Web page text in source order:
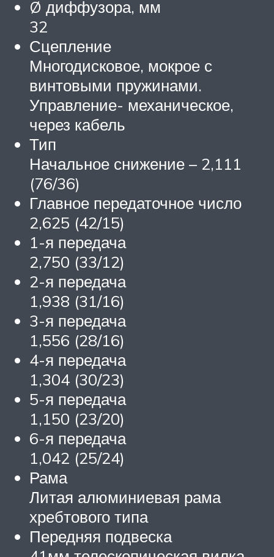
Ø диффузора, мм
32
Сцепление
Многодисковое, мокрое с
винтовыми пружинами.
Управление- механическое,
через кабель
Тип
Начальное снижение – 2,111
(76/36)
Главное передаточное число
2,625 (42/15)
1-я передача
2,750 (33/12)
2-я передача
1,938 (31/16)
3-я передача
1,556 (28/16)
4-я передача
1,304 (30/23)
5-я передача
1,150 (23/20)
6-я передача
1,042 (25/24)
Рама
Литая алюминиевая рама
хребтового типа
Передняя подвеска